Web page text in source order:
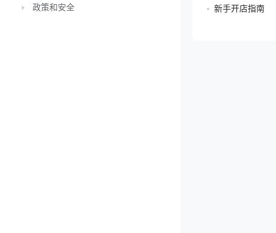
政策和安全 新手开店指南